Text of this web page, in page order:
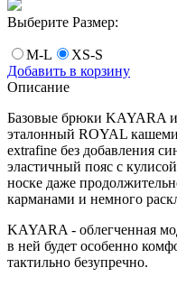
Выберите Размер:
M-L
XS-S
Добавить в корзину
Описание
Базовые брюки KAYARA
эталонный ROYAL
extrafine без добавления
эластичный пояс с
носке даже
карманами и немного
KAYARA - облегченная
в ней будет особенно
тактильно безупречно.